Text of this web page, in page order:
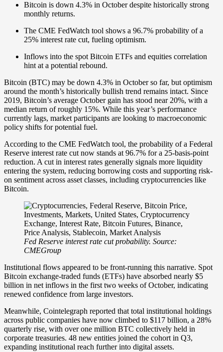
Bitcoin is down 4.3% in October despite historically strong
monthly returns.
The CME FedWatch tool shows a 96.7% probability of a
25% interest rate cut, fueling optimism.
Inflows into the spot Bitcoin ETFs and equities correlation
hint at a potential rebound.
Bitcoin (BTC) may be down 4.3% in October so far, but optimism
around the month’s historically bullish trend remains intact. Since
2019, Bitcoin’s average October gain has stood near 20%, with a
median return of roughly 15%. While this year’s performance
currently lags, market participants are looking to macroeconomic
policy shifts for potential fuel.
According to the CME FedWatch tool, the probability of a Federal
Reserve interest rate cut now stands at 96.7% for a 25-basis-point
reduction. A cut in interest rates generally signals more liquidity
entering the system, reducing borrowing costs and supporting risk-
on sentiment across asset classes, including cryptocurrencies like
Bitcoin.
Fed Reserve interest rate cut probability. Source:
CMEGroup
Institutional flows appeared to be front-running this narrative. Spot
Bitcoin exchange-traded funds (ETFs) have absorbed nearly $5
billion in net inflows in the first two weeks of October, indicating
renewed confidence from large investors.
Meanwhile, Cointelegraph reported that total institutional holdings
across public companies have now climbed to $117 billion, a 28%
quarterly rise, with over one million BTC collectively held in
corporate treasuries. 48 new entities joined the cohort in Q3,
expanding institutional reach further into digital assets.